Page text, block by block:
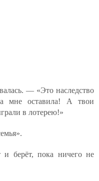
— «Это наследство
мне оставила! А твои
в лотерею!»
и берёт, пока ничего не